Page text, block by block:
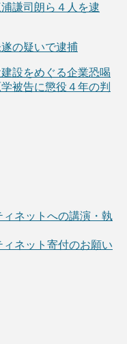
謙司朗ら４人を逮
の疑いで逮捕
設をめぐる企業恐喝
被告に懲役４年の判
ネットへの講演・執
ネット寄付のお願い